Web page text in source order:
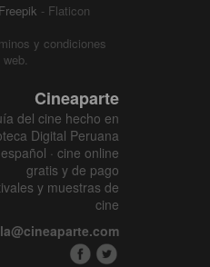
Freepik - Flaticon
y condiciones
Cineaparte
del cine hecho en
Digital Peruana
· cine online
gratis y de pago
y muestras de
cine